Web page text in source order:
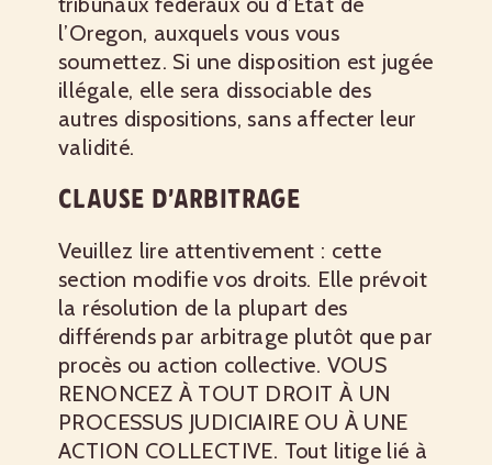
l’Oregon, auxquels vous vous
soumettez. Si une disposition est jugée
illégale, elle sera dissociable des
autres dispositions, sans affecter leur
validité.
CLAUSE D’ARBITRAGE
Veuillez lire attentivement : cette
section modifie vos droits. Elle prévoit
la résolution de la plupart des
différends par arbitrage plutôt que par
procès ou action collective. VOUS
RENONCEZ À TOUT DROIT À UN
PROCESSUS JUDICIAIRE OU À UNE
ACTION COLLECTIVE. Tout litige lié à